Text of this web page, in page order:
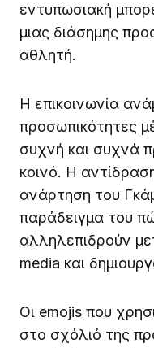
εντυπωσιακή
μιας διάσημης
αθλητή.
Η επικοινωνία
προσωπικότητες
συχνή και συχνά
κοινό. Η
ανάρτηση του
παράδειγμα του
αλληλεπιδρούν
media και
Οι emojis που
στο σχόλιό της